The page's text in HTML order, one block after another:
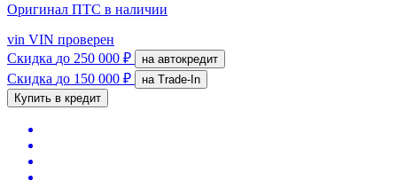
Оригинал ПТС в наличии
vin VIN проверен
Скидка до 250 000 ₽ на автокредит
Скидка до 150 000 ₽
на Trade-In
Купить в кредит